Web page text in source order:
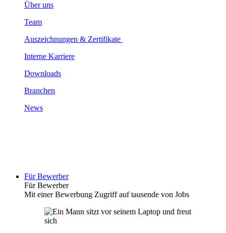
Über uns
Team
Auszeichnungen & Zertifikate
Interne Karriere
Downloads
Branchen
News
Für Bewerber
Für Bewerber
Mit einer Bewerbung Zugriff auf tausende von Jobs